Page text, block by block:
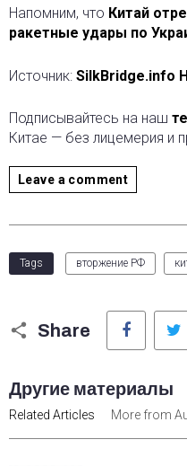
Напомним, что Китай
ракетные удары по
Источник: SilkBridge.info
Подписывайтесь на наш
Китае — без лицемерия и
Leave a comment
Tags вторжение РФ
Share
Другие материалы
Related Articles More from